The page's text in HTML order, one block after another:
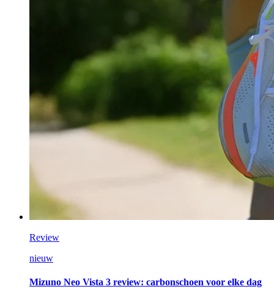
Review
nieuw
Mizuno Neo Vista 3 review: carbonschoen voor elke dag